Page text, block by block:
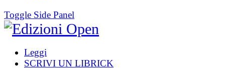
Toggle Side Panel
Leggi
SCRIVI UN LIBRICK